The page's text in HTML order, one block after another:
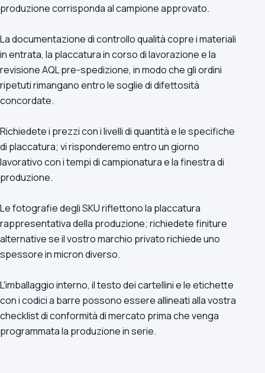
produzione corrisponda al campione approvato.
La documentazione di controllo qualità copre i materiali
in entrata, la placcatura in corso di lavorazione e la
revisione AQL pre-spedizione, in modo che gli ordini
ripetuti rimangano entro le soglie di difettosità
concordate.
Richiedete i prezzi con i livelli di quantità e le specifiche
di placcatura; vi risponderemo entro un giorno
lavorativo con i tempi di campionatura e la finestra di
produzione.
Le fotografie degli SKU riflettono la placcatura
rappresentativa della produzione; richiedete finiture
alternative se il vostro marchio privato richiede uno
spessore in micron diverso.
L'imballaggio interno, il testo dei cartellini e le etichette
con i codici a barre possono essere allineati alla vostra
checklist di conformità di mercato prima che venga
programmata la produzione in serie.